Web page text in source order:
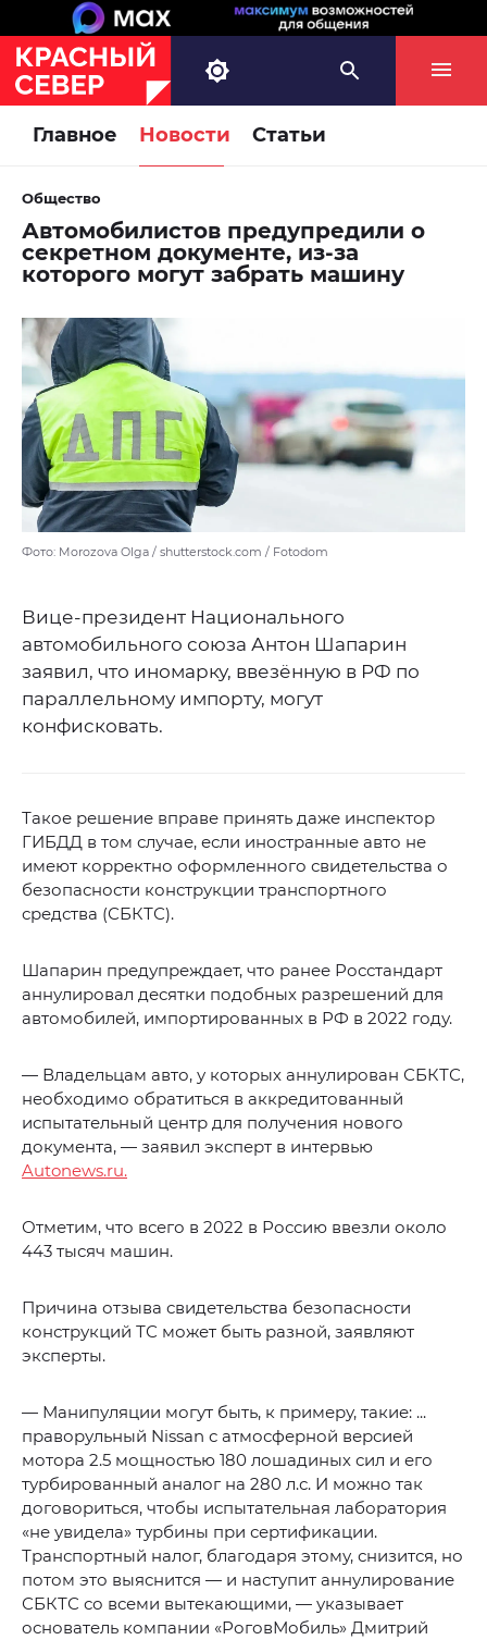
Главное Новости Статьи
Общество
Автомобилистов предупредили о
секретном документе, из-за
которого могут забрать машину
Фото: Morozova Olga / shutterstock.com / Fotodom
Вице-президент Национального
автомобильного союза Антон Шапарин
заявил, что иномарку, ввезённую в РФ по
параллельному импорту, могут
конфисковать.
Такое решение вправе принять даже инспектор
ГИБДД в том случае, если иностранные авто не
имеют корректно оформленного свидетельства о
безопасности конструкции транспортного
средства (СБКТС).
Шапарин предупреждает, что ранее Росстандарт
аннулировал десятки подобных разрешений для
автомобилей, импортированных в РФ в 2022 году.
— Владельцам авто, у которых аннулирован СБКТС,
необходимо обратиться в аккредитованный
испытательный центр для получения нового
документа, — заявил эксперт в интервью
Autonews.ru.
Отметим, что всего в 2022 в Россию ввезли около
443 тысяч машин.
Причина отзыва свидетельства безопасности
конструкций ТС может быть разной, заявляют
эксперты.
— Манипуляции могут быть, к примеру, такие: ...
праворульный Nissan с атмосферной версией
мотора 2.5 мощностью 180 лошадиных сил и его
турбированный аналог на 280 л.с. И можно так
договориться, чтобы испытательная лаборатория
«не увидела» турбины при сертификации.
Транспортный налог, благодаря этому, снизится, но
потом это выяснится — и наступит аннулирование
СБКТС со всеми вытекающими, — указывает
основатель компании «РоговМобиль» Дмитрий